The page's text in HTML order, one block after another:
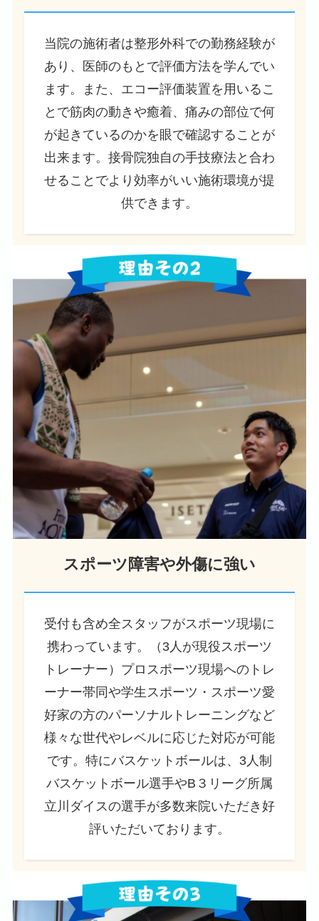
当院の施術者は整形外科での勤務経験が
あり、医師のもとで評価方法を学んでい
ます。また、エコー評価装置を用いるこ
とで筋肉の動きや癒着、痛みの部位で何
が起きているのかを眼で確認することが
出来ます。接骨院独自の手技療法と合わ
せることでより効率がいい施術環境が提
供できます。
スポーツ障害や外傷に強い
受付も含め全スタッフがスポーツ現場に
携わっています。（3人が現役スポーツ
トレーナー）プロスポーツ現場へのトレ
ーナー帯同や学生スポーツ・スポーツ愛
好家の方のパーソナルトレーニングなど
様々な世代やレベルに応じた対応が可能
です。特にバスケットボールは、3人制
バスケットボール選手やB３リーグ所属
立川ダイスの選手が多数来院いただき好
評いただいております。